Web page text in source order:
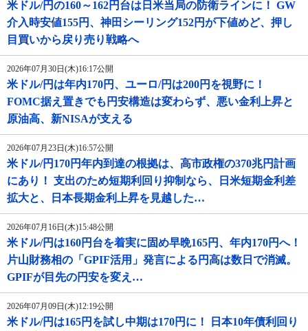
米ドル/円の160～162円台は日米当局の防衛ラインに！ GW
介入時安値155円、神田シーリング152円が下値めど、押し
目買いから戻り売り戦略へ
2026年07月30日(木)16:17公開
米ドル/円は年内170円、ユーロ/円は200円を視野に！
FOMC据え置きでも円安構造は変わらず、悪い金利上昇と
原油高、新NISAが支える
2026年07月23日(木)16:57公開
米ドル/円170円年内到達の根拠は、高市政権の370兆円計画
にあり！ 支出のため短期利回り抑制なら、日米短期金利差
拡大と、日本長期金利上昇を見越した…
2026年07月16日(木)15:48公開
米ドル/円は160円台を着実に固め早晩165円、年内170円へ！
片山財務相の「GPIF活用」発言による円高は数日で消滅。
GPIFが目先の円安を変え…
2026年07月09日(木)12:19公開
米ドル/円は165円を試し中期は170円に！ 日本10年債利回り